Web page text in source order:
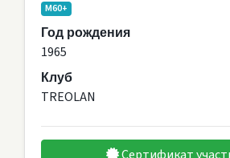
М60+
Год рождения
1965
Клуб
TREOLAN